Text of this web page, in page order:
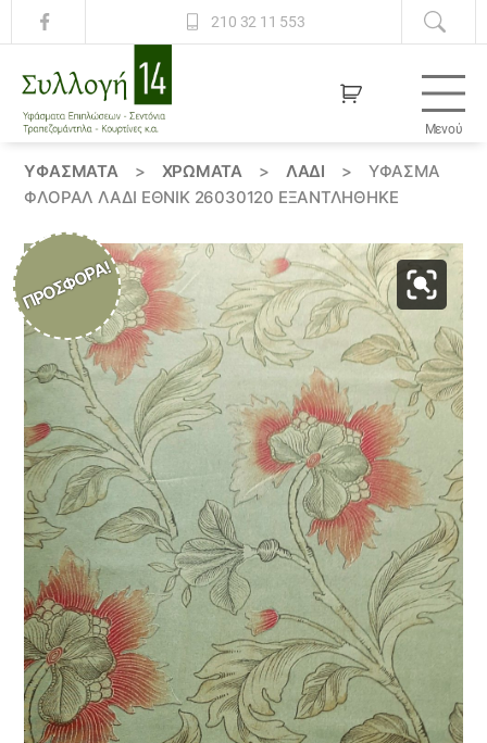
210 32 11 553
14
Μενού
ΥΦΆΣΜΑΤΑ > ΧΡΏΜΑΤΑ > ΛΑΔΙ >
ΎΦΑΣΜΑ
ΦΛΟΡΆΛ ΛΑΔΊ ΈΘΝΙΚ 26030120 ΕΞΑΝΤΛΗΘΗΚΕ
ΠΡΟΣΦΟΡΆ!